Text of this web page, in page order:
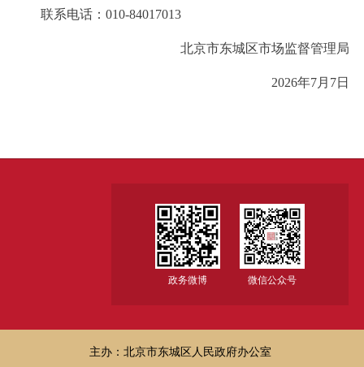
联系电话：010-84017013
北京市东城区市场监督管理局
2026年7月7日
政务微博 微信公众号
主办：北京市东城区人民政府办公室